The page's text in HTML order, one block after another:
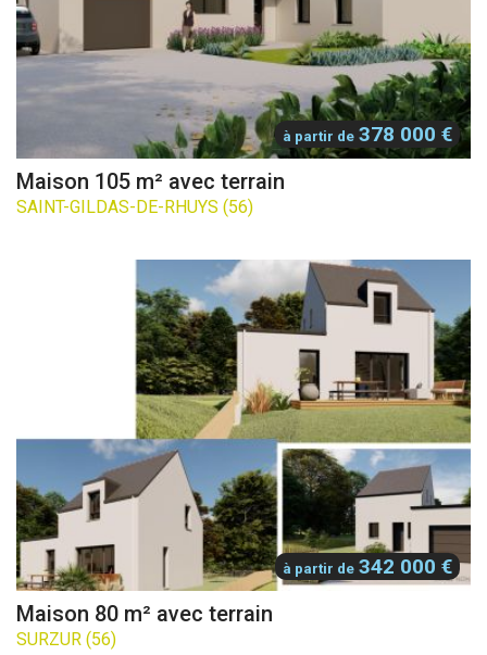
à partir de 378 000 €
Maison 105 m² avec terrain
SAINT-GILDAS-DE-RHUYS (56)
à partir de 342 000 €
Maison 80 m² avec terrain
SURZUR (56)